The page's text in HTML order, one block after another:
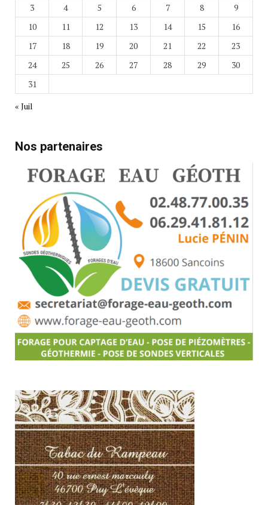
3
4 5 6 7 8
9
10
11 12 13 14 15
16
17
18 19 20 21 22
23
24
25 26 27 28 29
30
31
« Juil
Nos partenaires